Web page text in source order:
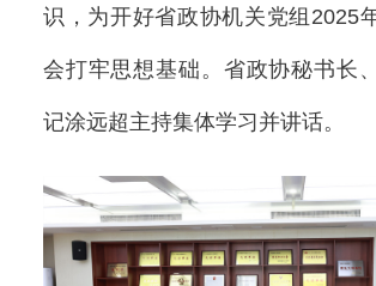
识，为开好省政协机关党组2025
会打牢思想基础。省政协秘书长
记涂远超主持集体学习并讲话。